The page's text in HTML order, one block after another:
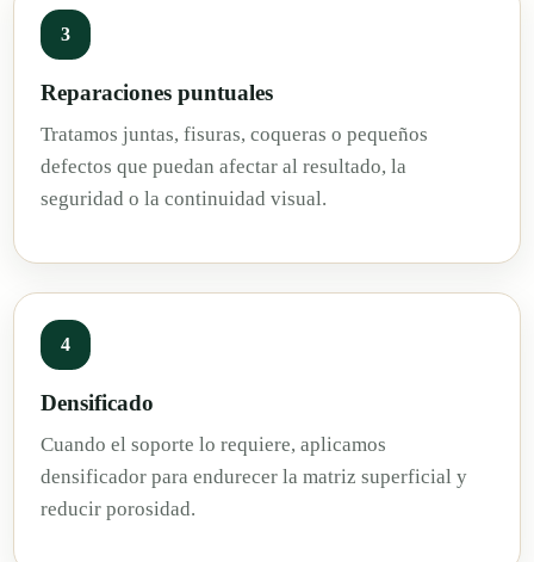
3
Reparaciones puntuales
Tratamos juntas, fisuras, coqueras o pequeños
defectos que puedan afectar al resultado, la
seguridad o la continuidad visual.
4
Densificado
Cuando el soporte lo requiere, aplicamos
densificador para endurecer la matriz superficial y
reducir porosidad.